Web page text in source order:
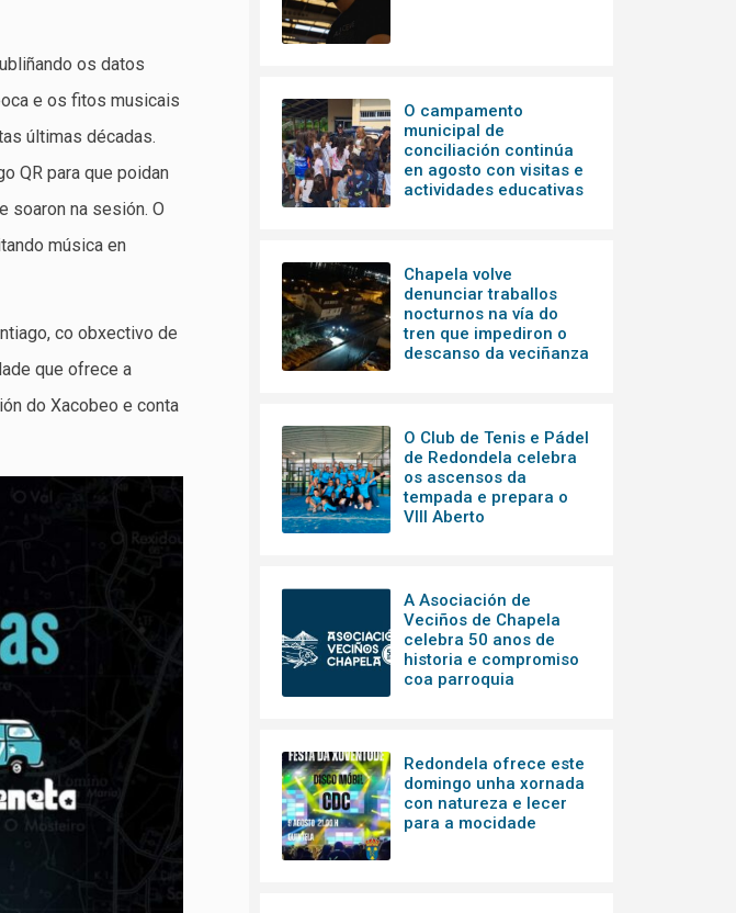
os datos
e os fitos musicais
últimas décadas.
QR para que poidan
soaron na sesión. O
música en
co obxectivo de
que ofrece a
do Xacobeo e conta
O campamento
municipal de
conciliación continúa
en agosto con visitas e
actividades educativas
Chapela volve
denunciar traballos
nocturnos na vía do
tren que impediron o
descanso da veciñanza
O Club de Tenis e Pádel
de Redondela celebra
os ascensos da
tempada e prepara o
VIII Aberto
A Asociación de
Veciños de Chapela
celebra 50 anos de
historia e compromiso
coa parroquia
Redondela ofrece este
domingo unha xornada
con natureza e lecer
para a mocidade